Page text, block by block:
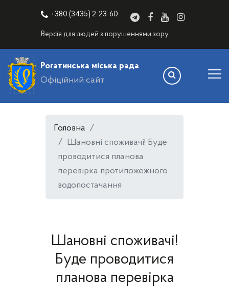
+380 (3435) 2-23-60
Версія для людей з порушеннями зору
Рогатинська міська рада
Офіційний сайт
Головна
Шановні споживачі! Буде
проводитися планова
перевірка протипожежного
водопостачання
Шановні споживачі!
Буде проводитися
планова перевірка